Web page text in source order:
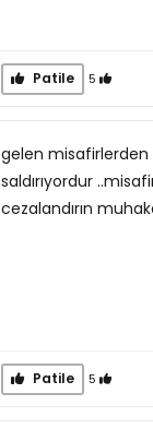
Patile 5
gelen
saldırıyordur
cezalandırın
Patile 5